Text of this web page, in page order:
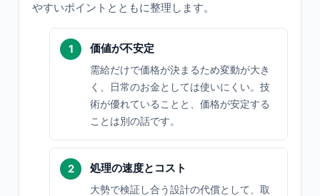
やすいポイントとともに整理します。
価値が不安定
需給だけで価格が決まるため変動が大き
く、日常のお金としては使いにくい。技
術が優れていることと、価格が安定する
ことは別の話です。
処理の速度とコスト
大勢で検証し合う設計の代償として、取